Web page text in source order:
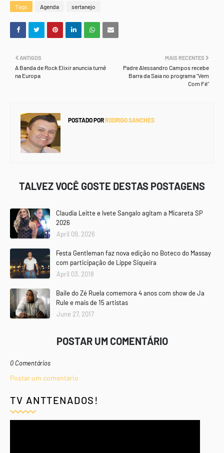
Tags Agenda sertanejo
MAIS RECENTES
Padre Alessandro Campos recebe
Barra da Saia no programa "Vem
Com Fé"
ANTIGOS
A Banda de Rock Elixir anuncia turnê
na Europa
POSTADO PORRODRIGO SANCHES
TALVEZ VOCÊ GOSTE DESTAS POSTAGENS
Claudia Leitte e Ivete Sangalo agitam a Micareta SP
2026
April 09, 2026
Festa Gentleman faz nova edição no Boteco do Massay
com participação de Lippe Siqueira
April 03, 2018
Baile do Zé Ruela comemora 4 anos com show de Ja
Rule e mais de 15 artistas
June 27, 2017
POSTAR UM COMENTÁRIO
0 Comentários
Postar um comentário
TV ANTTENADOS!